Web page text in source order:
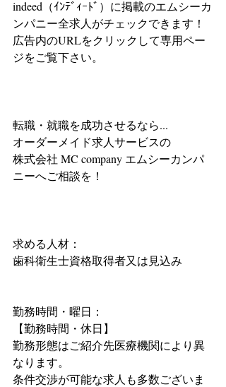
indeed（ｲﾝﾃﾞｨｰﾄﾞ）に掲載のエムシーカ
ンパニー全求人がチェックできます！
広告内のURLをクリックして専用ペー
ジをご覧下さい。
転職・就職を成功させるなら...
オーダーメイド求人サービスの
株式会社 MC company エムシーカンパ
ニーへご相談を！
求める人材：
歯科衛生士資格取得者又は見込み
勤務時間・曜日：
【勤務時間・休日】
勤務形態はご紹介先医療機関により異
なります。
条件交渉が可能な求人も多数ございま